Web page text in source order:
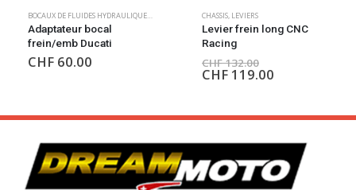
BOCAUX DE FLUIDES HYDRAULIQUES,
Adaptateur bocal
frein/emb Ducati
CHF 60.00
CHASSIS, LEVIERS
Levier frein long CNC
Racing
CHF132.00
CHF 119.00